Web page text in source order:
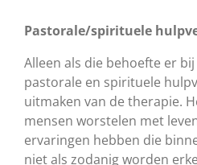
Pastorale/spirituele
Alleen als die behoefte er
pastorale en spirituele
uitmaken van de therapie.
mensen worstelen met
ervaringen hebben die
niet als zodanig worden